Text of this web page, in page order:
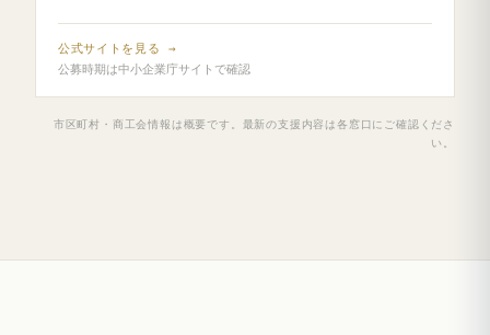
公式サイトを見る →
公募時期は中小企業庁サイトで確認
市区町村・商工会情報は概要です。最新の支援内容は各窓口にご確認くださ
い。